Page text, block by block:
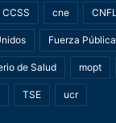
CCSS cne CNFL
Fuerza Pública
de Salud mopt
TSE ucr